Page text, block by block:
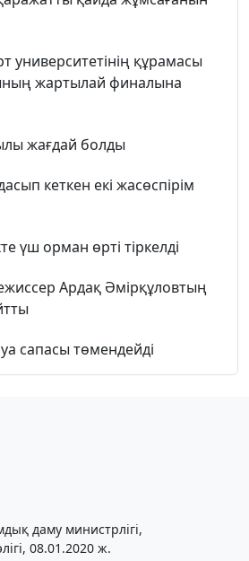
университетінің құрамасы
жартылай финалына
жағдай болды
кеткен екі жасөспірім
үш орман өрті тіркелді
Ардақ Әмірқұловтың
сапасы төмендейді
даму министрлігі,
08.01.2020 ж.